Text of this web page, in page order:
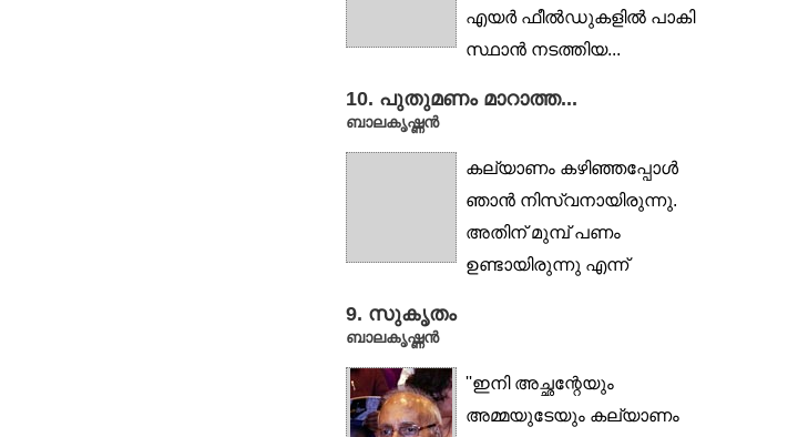
എയർ ഫീൽഡുകളിൽ പാകി
സ്ഥാൻ നടത്തിയ...
10. പുതുമണം മാറാത്ത...
ബാലകൃഷ്ണൻ
കല്യാണം കഴിഞ്ഞപ്പോള്‍
ഞാന്‍ നിസ്വനായിരുന്നു.
അതിന് മുമ്പ് പണം
ഉണ്ടായിരുന്നു എന്ന്
9. സുകൃതം
ബാലകൃഷ്ണൻ
''ഇനി അച്ഛന്റേയും
അമ്മയുടേയും കല്യാണം